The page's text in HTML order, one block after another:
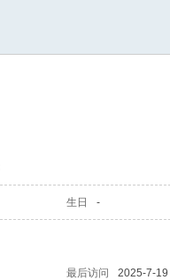
生日 -
最后访问
2025-7-